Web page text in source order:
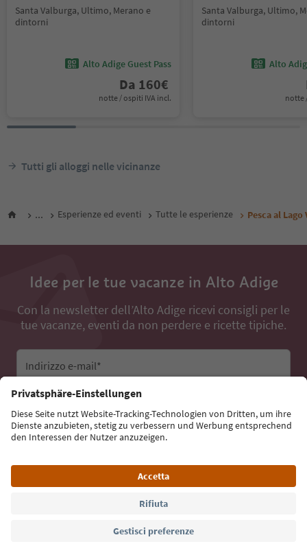
Santa Valburga, Ultimo, Merano e
dintorni
Alto Adige Guest Pass
Da 160€
notte / ospiti IVA incl.
Santa Valburga, Ultimo,
dintorni
Alto
notte
Tutti gli alloggi nelle vicinanze
... Esperienze ed eventi Tutte le esperienze Pesca al Lago
Idee per le tue vacanze in Alto Adige
Con la newsletter dell’Alto Adige ricevi consigli per le
tue vacanze, eventi da non perdere e ricette tipiche.
Indirizzo e-mail*
Iscriviti alla newsletter